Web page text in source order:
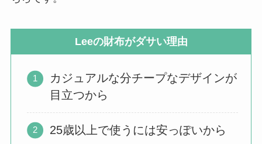
Leeの財布がダサい理由
カジュアルな分チープなデザインが
目立つから
25歳以上で使うには安っぽいから